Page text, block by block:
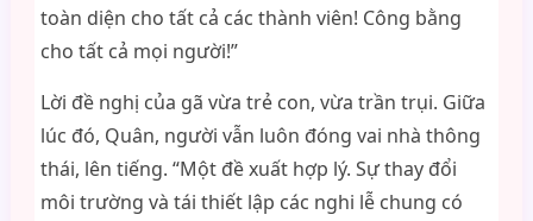
toàn diện cho tất cả các thành viên! Công bằng
cho tất cả mọi người!”
Lời đề nghị của gã vừa trẻ con, vừa trần trụi. Giữa
lúc đó, Quân, người vẫn luôn đóng vai nhà thông
thái, lên tiếng. “Một đề xuất hợp lý. Sự thay đổi
môi trường và tái thiết lập các nghi lễ chung có